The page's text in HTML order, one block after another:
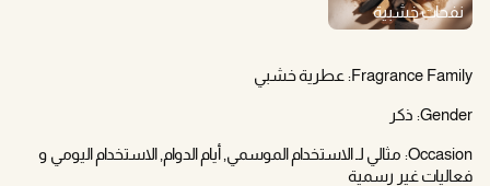
نفحات خشبية
Fragrance Family: عطرية خشبي
Gender: ذكر
Occasion: مثالي لـ الاستخدام الموسمي, أيام الدوام, الاستخدام اليومي و
فعاليات غير رسمية